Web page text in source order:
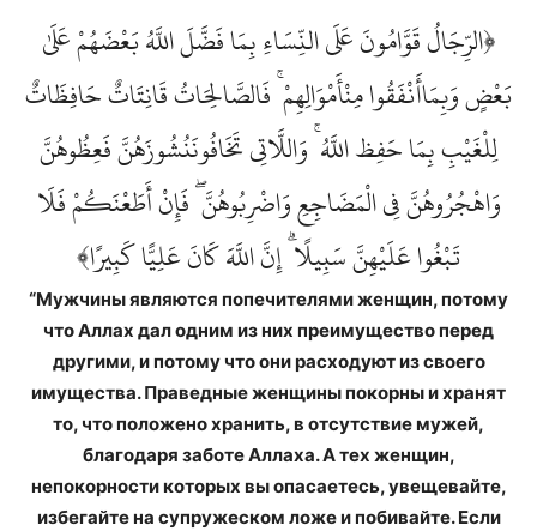
﴿الرِّجَالُ قَوَّامُونَ عَلَى النِّسَاءِ بِمَا فَضَّلَ اللَّهُ بَعْضَهُمْ عَلَىٰ
بَعْضٍ وَبِمَاأَنْفَقُوا مِنْأَمْوَالِهِمْ ۚ فَالصَّالِحَاتُ قَانِتَاتٌ حَافِظَاتٌ
لِلْغَيْبِ بِمَا حَفِظ اللَّهُ ۚ وَاللَّاتِي تَخَافُونَنُشُوزَهُنَّ فَعِظُوهُنَّ
وَاهْجُرُوهُنَّ فِي الْمَضَاجِعِ وَاضْرِبُوهُنَّ ۖ فَإِنْ أَطَعْنَكُمْ فَلَا
تَبْغُوا عَلَيْهِنَّ سَبِيلًا ۗ إِنَّ اللَّهَ كَانَ عَلِيًّا كَبِيرًا﴾
“Мужчины являются попечителями женщин, потому
что Аллах дал одним из них преимущество перед
другими, и потому что они расходуют из своего
имущества. Праведные женщины покорны и хранят
то, что положено хранить, в отсутствие мужей,
благодаря заботе Аллаха. А тех женщин,
непокорности которых вы опасаетесь, увещевайте,
избегайте на супружеском ложе и побивайте. Если